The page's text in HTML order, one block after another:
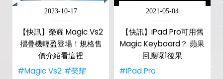
2023-10-17
【快訊】榮耀 Magic Vs2
摺疊機輕盈登場！規格售
價介紹看這裡
#Magic Vs2 #榮耀
2021-05-04
【快訊】iPad Pro可用舊
Magic Keyboard？ 蘋果
回應曝1後果
#iPad Pro